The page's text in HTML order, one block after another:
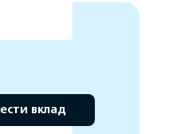
вклад